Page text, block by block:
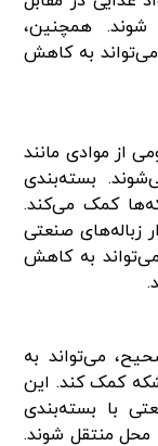
همچنین،
به کاهش
از موادی مانند
بسته‌بندی
کمک می‌کند.
زباله‌های صنعتی
به کاهش
می‌تواند به
کمک کند. این
با بسته‌بندی
محل منتقل شوند.